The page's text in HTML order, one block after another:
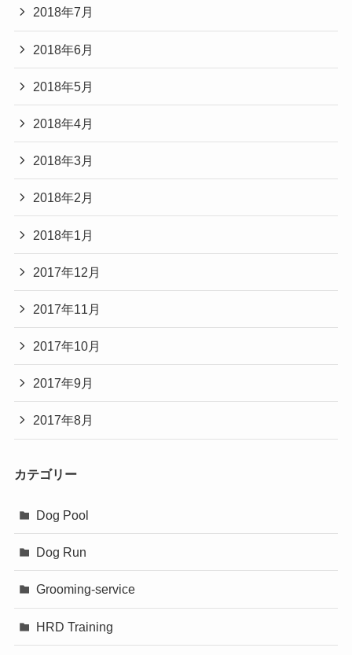
2018年7月
2018年6月
2018年5月
2018年4月
2018年3月
2018年2月
2018年1月
2017年12月
2017年11月
2017年10月
2017年9月
2017年8月
カテゴリー
Dog Pool
Dog Run
Grooming-service
HRD Training